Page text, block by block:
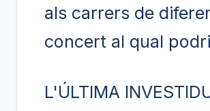
als carrers de
concert al qual
L'ÚLTIMA